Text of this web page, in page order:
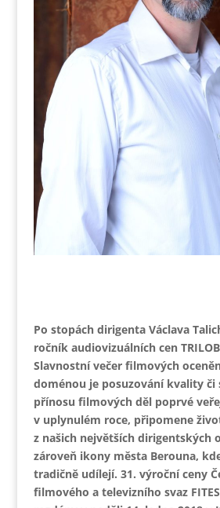
Po stopách dirigenta Václava
ročník audiovizuálních cen
Slavnostní večer filmových
doménou je posuzování kvality či
přínosu filmových děl poprvé
v uplynulém roce, připomene
z našich největších dirigentských
zároveň ikony města Berouna,
tradičně udílejí. 31. výroční ceny
filmového a televizního svaz